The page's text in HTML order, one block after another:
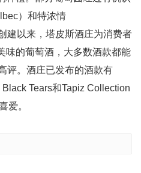
）和特浓情
来，塔皮斯酒庄为消费者
味的葡萄酒，大多数酒款都能
评。酒庄已发布的酒款有
Tears和Tapiz Collection
爱。